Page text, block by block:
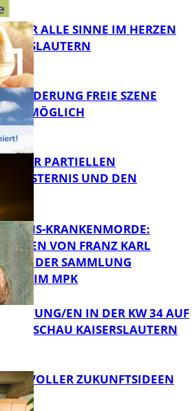
FÜR ALLE SINNE IM HERZEN
FREIE SZENE
MÖGLICH
ZUR PARTIELLEN
UND DEN
NS-KRANKENMORDE:
VON FRANZ KARL
AUS DER SAMMLUNG
IM MPK
EN IN DER KW 34 AUF
KAISERSLAUTERN
VOLLER ZUKUNFTSIDEEN